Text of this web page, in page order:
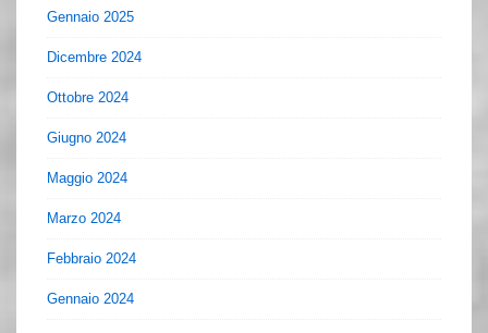
Gennaio 2025
Dicembre 2024
Ottobre 2024
Giugno 2024
Maggio 2024
Marzo 2024
Febbraio 2024
Gennaio 2024